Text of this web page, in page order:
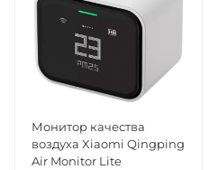
Монитор качества
воздуха Xiaomi Qingping
Air Monitor Lite